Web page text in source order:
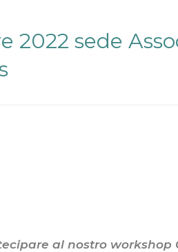
2022 sede
al nostro workshop